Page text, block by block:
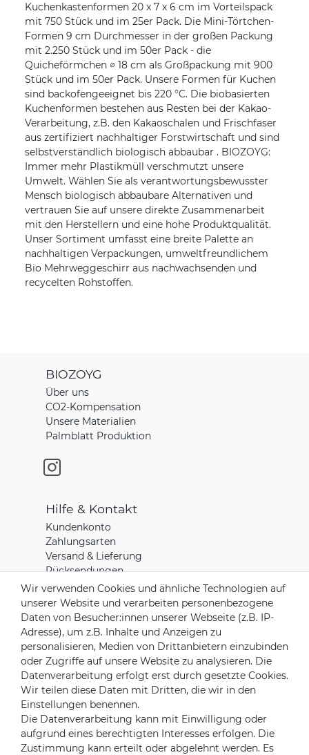
Kuchenkastenformen 20 x 7 x 6 cm im Vorteilspack
mit 750 Stück und im 25er Pack. Die Mini-Törtchen-
Formen 9 cm Durchmesser in der großen Packung
mit 2.250 Stück und im 50er Pack - die
Quicheförmchen ∅ 18 cm als Großpackung mit 900
Stück und im 50er Pack. Unsere Formen für Kuchen
sind backofengeeignet bis 220 °C. Die biobasierten
Kuchenformen bestehen aus Resten bei der Kakao-
Verarbeitung, z.B. den Kakaoschalen und Frischfaser
aus zertifiziert nachhaltiger Forstwirtschaft und sind
selbstverständlich biologisch abbaubar . BIOZOYG:
Immer mehr Plastikmüll verschmutzt unsere
Umwelt. Wählen Sie als verantwortungsbewusster
Mensch biologisch abbaubare Alternativen und
vertrauen Sie auf unsere direkte Zusammenarbeit
mit den Herstellern und eine hohe Produktqualität.
Unser Sortiment umfasst eine breite Palette an
nachhaltigen Verpackungen, umweltfreundlichem
Bio Mehrweggeschirr aus nachwachsenden und
recycelten Rohstoffen.
BIOZOYG
Über uns
CO2-Kompensation
Unsere Materialien
Palmblatt Produktion
Hilfe & Kontakt
Kundenkonto
Zahlungsarten
Versand & Lieferung
Rücksendungen
Kontakt zu uns
Zahlungsanbieter
Versandpartner
Wir verwenden Cookies und ähnliche Technologien auf
unserer Website und verarbeiten personenbezogene
Daten von Besucher:innen unserer Webseite (z.B. IP-
Adresse), um z.B. Inhalte und Anzeigen zu
personalisieren, Medien von Drittanbietern einzubinden
oder Zugriffe auf unsere Website zu analysieren. Die
Datenverarbeitung erfolgt erst durch gesetzte Cookies.
Wir teilen diese Daten mit Dritten, die wir in den
Einstellungen benennen.
Die Datenverarbeitung kann mit Einwilligung oder
aufgrund eines berechtigten Interesses erfolgen. Die
Zustimmung kann erteilt oder abgelehnt werden. Es